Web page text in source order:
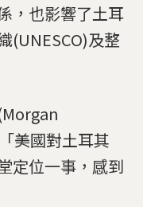
，也影響了土耳
(UNESCO)及整
美國對土耳其
定位一事，感到